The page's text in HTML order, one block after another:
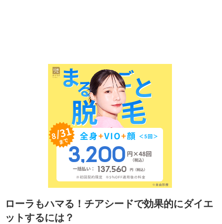
ローラもハマる！チアシードで効果的にダイエ
ットするには？